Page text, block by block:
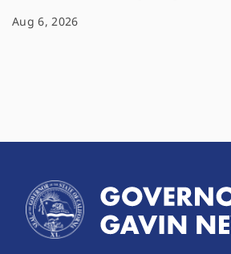
Aug 6, 2026